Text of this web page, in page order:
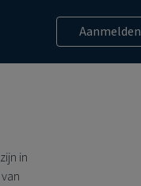
Aanmelden
in